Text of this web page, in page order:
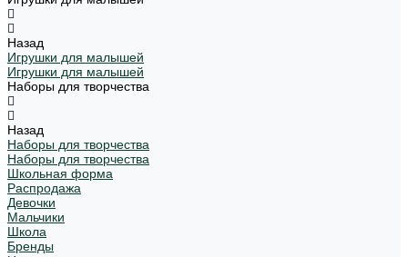
Назад
Игрушки для малышей
Игрушки для малышей
Наборы для творчества
Назад
Наборы для творчества
Наборы для творчества
Школьная форма
Распродажа
Девочки
Мальчики
Школа
Бренды